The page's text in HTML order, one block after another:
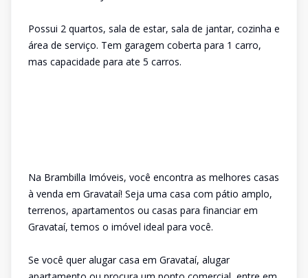
Possui 2 quartos, sala de estar, sala de jantar, cozinha e
área de serviço. Tem garagem coberta para 1 carro,
mas capacidade para ate 5 carros.
Na Brambilla Imóveis, você encontra as melhores casas
à venda em Gravataí! Seja uma casa com pátio amplo,
terrenos, apartamentos ou casas para financiar em
Gravataí, temos o imóvel ideal para você.
Se você quer alugar casa em Gravataí, alugar